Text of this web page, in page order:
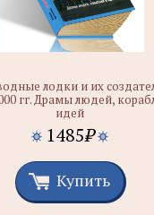
лодки и их
гг. Драмы людей,
идей
1485₽
Купить